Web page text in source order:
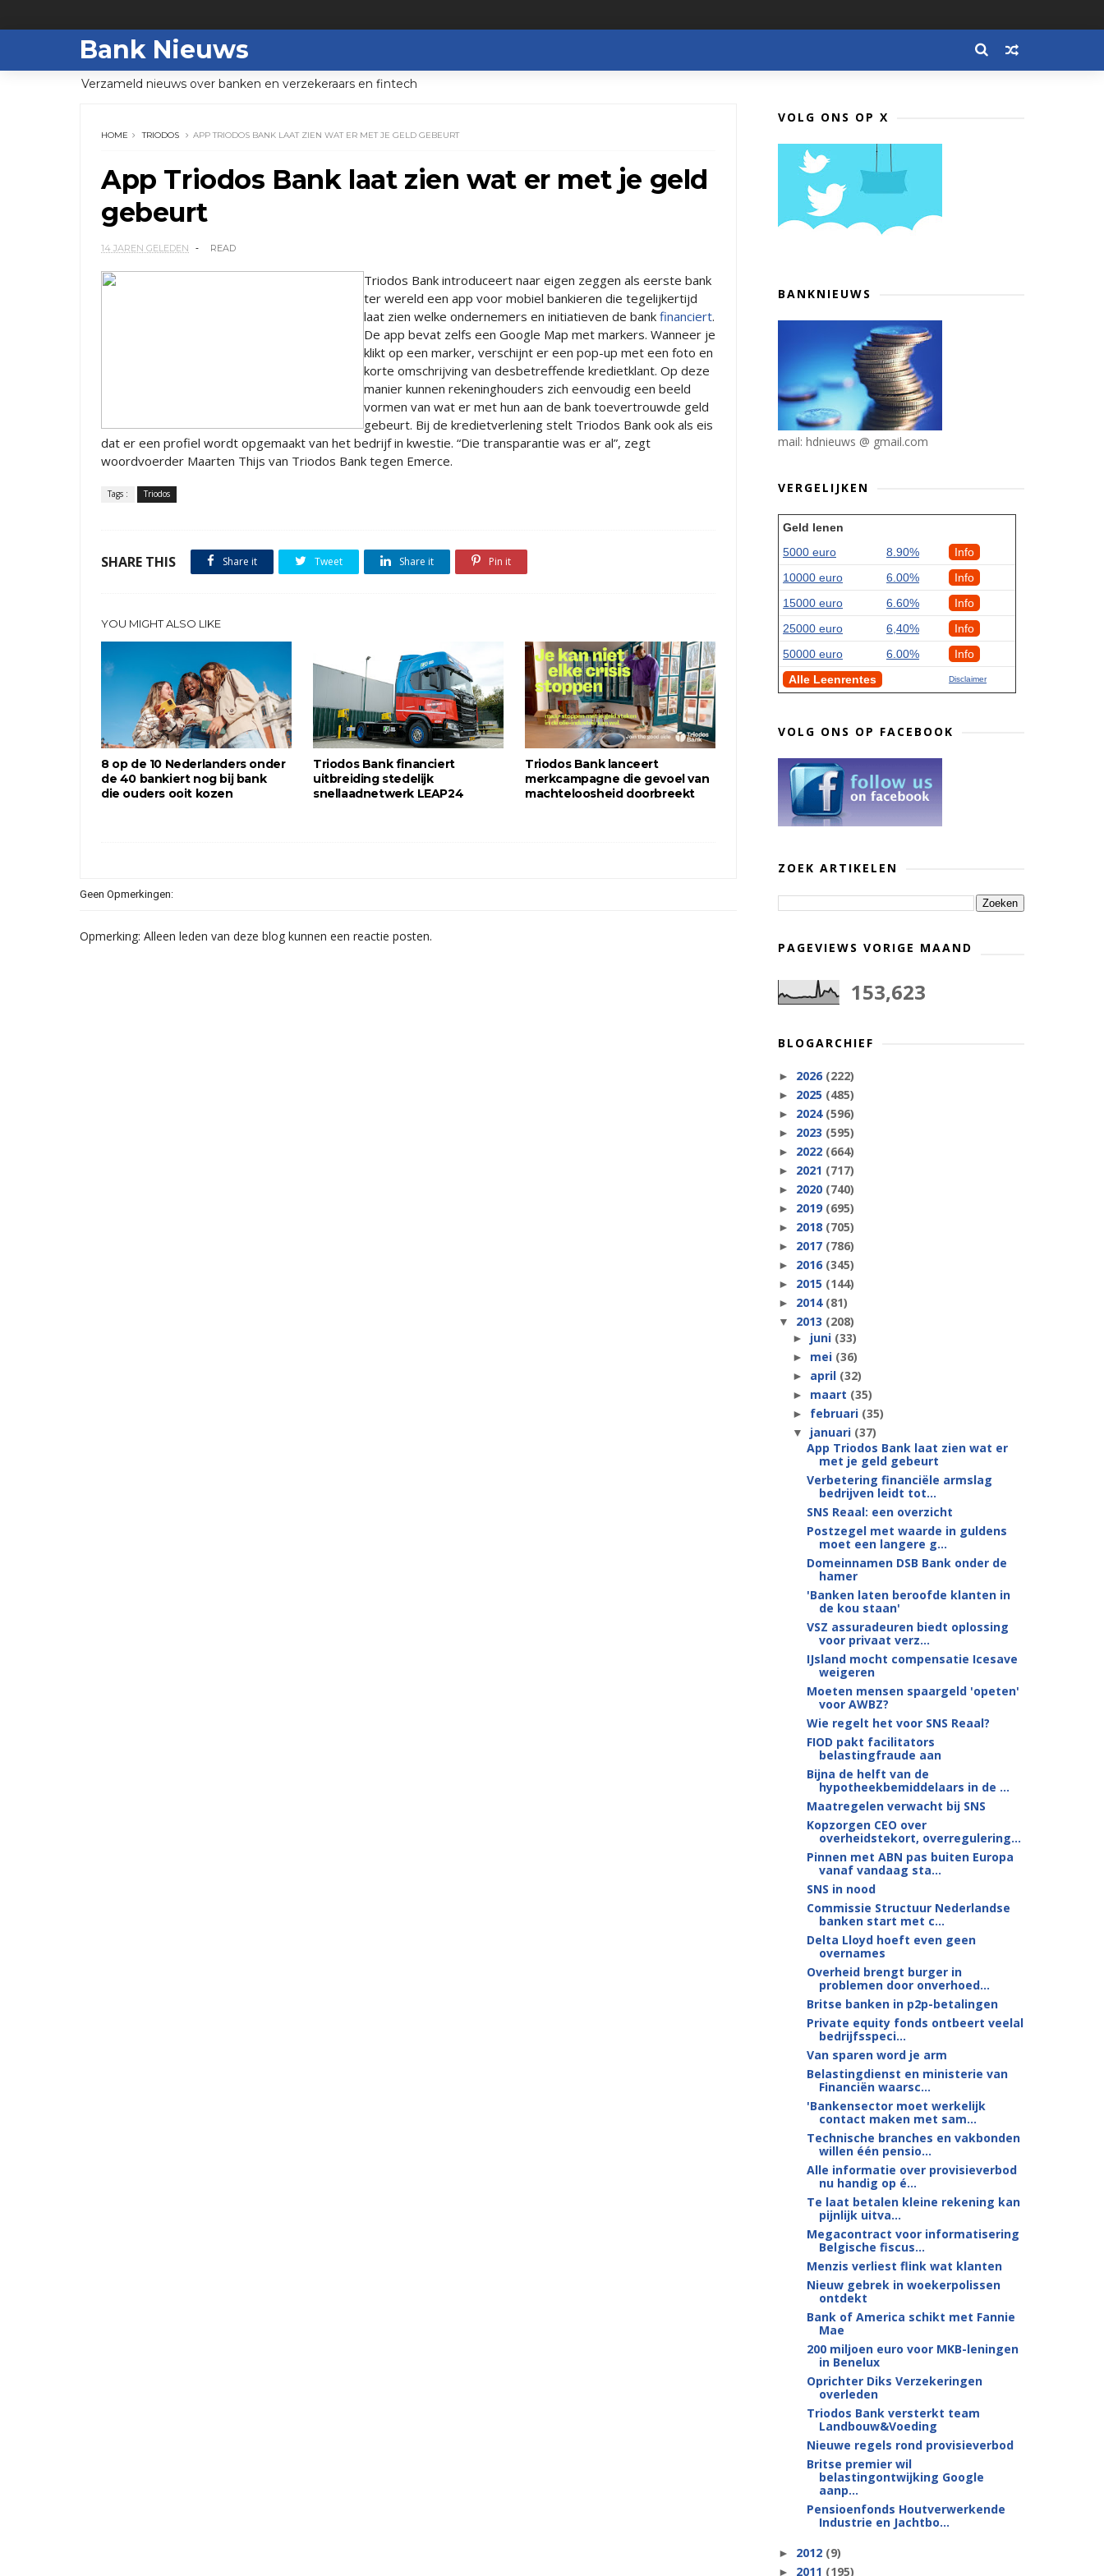
Bank Nieuws
Verzameld nieuws over banken en verzekeraars en fintech
HOME TRIODOS APP TRIODOS BANK LAAT ZIEN WAT ER MET JE GELD GEBEURT
App Triodos Bank laat zien wat er met je geld
gebeurt
14 JAREN GELEDEN READ
Triodos Bank introduceert naar eigen zeggen als eerste bank
ter wereld een app voor mobiel bankieren die tegelijkertijd
laat zien welke ondernemers en initiatieven de bank financiert.
De app bevat zelfs een Google Map met markers. Wanneer je
klikt op een marker, verschijnt er een pop-up met een foto en
korte omschrijving van desbetreffende kredietklant. Op deze
manier kunnen rekeninghouders zich eenvoudig een beeld
vormen van wat er met hun aan de bank toevertrouwde geld
gebeurt. Bij de kredietverlening stelt Triodos Bank ook als eis
dat er een profiel wordt opgemaakt van het bedrijf in kwestie. “Die transparantie was er al”, zegt
woordvoerder Maarten Thijs van Triodos Bank tegen Emerce.
Tags : Triodos
SHARE THIS Share it Tweet Share it Pin it
YOU MIGHT ALSO LIKE
8 op de 10 Nederlanders onder
de 40 bankiert nog bij bank
die ouders ooit kozen
Triodos Bank financiert
uitbreiding stedelijk
snellaadnetwerk LEAP24
Triodos Bank lanceert
merkcampagne die gevoel van
machteloosheid doorbreekt
Geen Opmerkingen:
Opmerking: Alleen leden van deze blog kunnen een reactie posten.
VOLG ONS OP X
BANKNIEUWS
mail: hdnieuws @ gmail.com
VERGELIJKEN
Geld lenen
5000 euro
8.90%
Info
10000 euro
6.00%
Info
15000 euro
6.60%
Info
25000 euro
6,40%
Info
50000 euro
6.00%
Info
Alle Leenrentes
Disclaimer
VOLG ONS OP FACEBOOK
ZOEK ARTIKELEN
PAGEVIEWS VORIGE MAAND
153,623
BLOGARCHIEF
► 2026 (222)
► 2025 (485)
► 2024 (596)
► 2023 (595)
► 2022 (664)
► 2021 (717)
► 2020 (740)
► 2019 (695)
► 2018 (705)
► 2017 (786)
► 2016 (345)
► 2015 (144)
► 2014 (81)
▼ 2013 (208)
► juni (33)
► mei (36)
► april (32)
► maart (35)
► februari (35)
▼ januari (37)
App Triodos Bank laat zien wat er
met je geld gebeurt
Verbetering financiële armslag
bedrijven leidt tot...
SNS Reaal: een overzicht
Postzegel met waarde in guldens
moet een langere g...
Domeinnamen DSB Bank onder de
hamer
'Banken laten beroofde klanten in
de kou staan'
VSZ assuradeuren biedt oplossing
voor privaat verz...
IJsland mocht compensatie Icesave
weigeren
Moeten mensen spaargeld 'opeten'
voor AWBZ?
Wie regelt het voor SNS Reaal?
FIOD pakt facilitators
belastingfraude aan
Bijna de helft van de
hypotheekbemiddelaars in de ...
Maatregelen verwacht bij SNS
Kopzorgen CEO over
overheidstekort, overregulering...
Pinnen met ABN pas buiten Europa
vanaf vandaag sta...
SNS in nood
Commissie Structuur Nederlandse
banken start met c...
Delta Lloyd hoeft even geen
overnames
Overheid brengt burger in
problemen door onverhoed...
Britse banken in p2p-betalingen
Private equity fonds ontbeert veelal
bedrijfsspeci...
Van sparen word je arm
Belastingdienst en ministerie van
Financiën waarsc...
'Bankensector moet werkelijk
contact maken met sam...
Technische branches en vakbonden
willen één pensio...
Alle informatie over provisieverbod
nu handig op é...
Te laat betalen kleine rekening kan
pijnlijk uitva...
Megacontract voor informatisering
Belgische fiscus...
Menzis verliest flink wat klanten
Nieuw gebrek in woekerpolissen
ontdekt
Bank of America schikt met Fannie
Mae
200 miljoen euro voor MKB-leningen
in Benelux
Oprichter Diks Verzekeringen
overleden
Triodos Bank versterkt team
Landbouw&Voeding
Nieuwe regels rond provisieverbod
Britse premier wil
belastingontwijking Google
aanp...
Pensioenfonds Houtverwerkende
Industrie en Jachtbo...
► 2012 (9)
► 2011 (195)